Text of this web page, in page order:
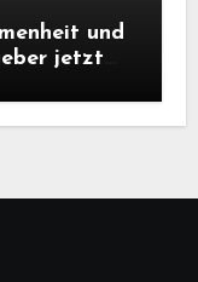
und
jetzt